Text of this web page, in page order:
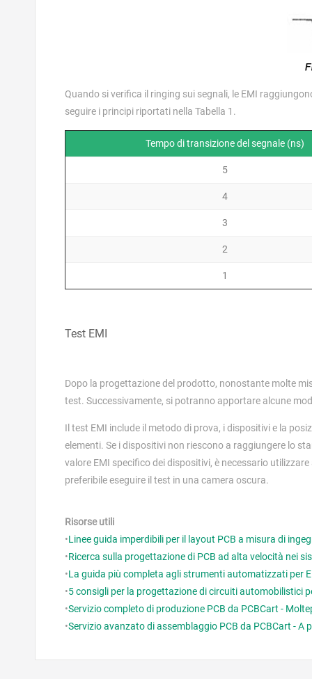
Quando si verifica il ringing sui segnali, le EMI
seguire i principi riportati nella Tabella 1.
Tempo di transizione del segnale (ns)
5
4
3
2
1
Test EMI
Dopo la progettazione del prodotto, nonostante molte
test. Successivamente, si potranno apportare alcune
Il test EMI include il metodo di prova, i dispositivi e la
elementi. Se i dispositivi non riescono a raggiungere lo
valore EMI specifico dei dispositivi, è necessario
preferibile eseguire il test in una camera oscura.
Risorse utili
•Linee guida imperdibili per il layout PCB a misura di
•Ricerca sulla progettazione di PCB ad alta velocità nei
•La guida più completa agli strumenti automatizzati per
•5 consigli per la progettazione di circuiti automobilistici
•Servizio completo di produzione PCB da PCBCart -
•Servizio avanzato di assemblaggio PCB da PCBCart - A